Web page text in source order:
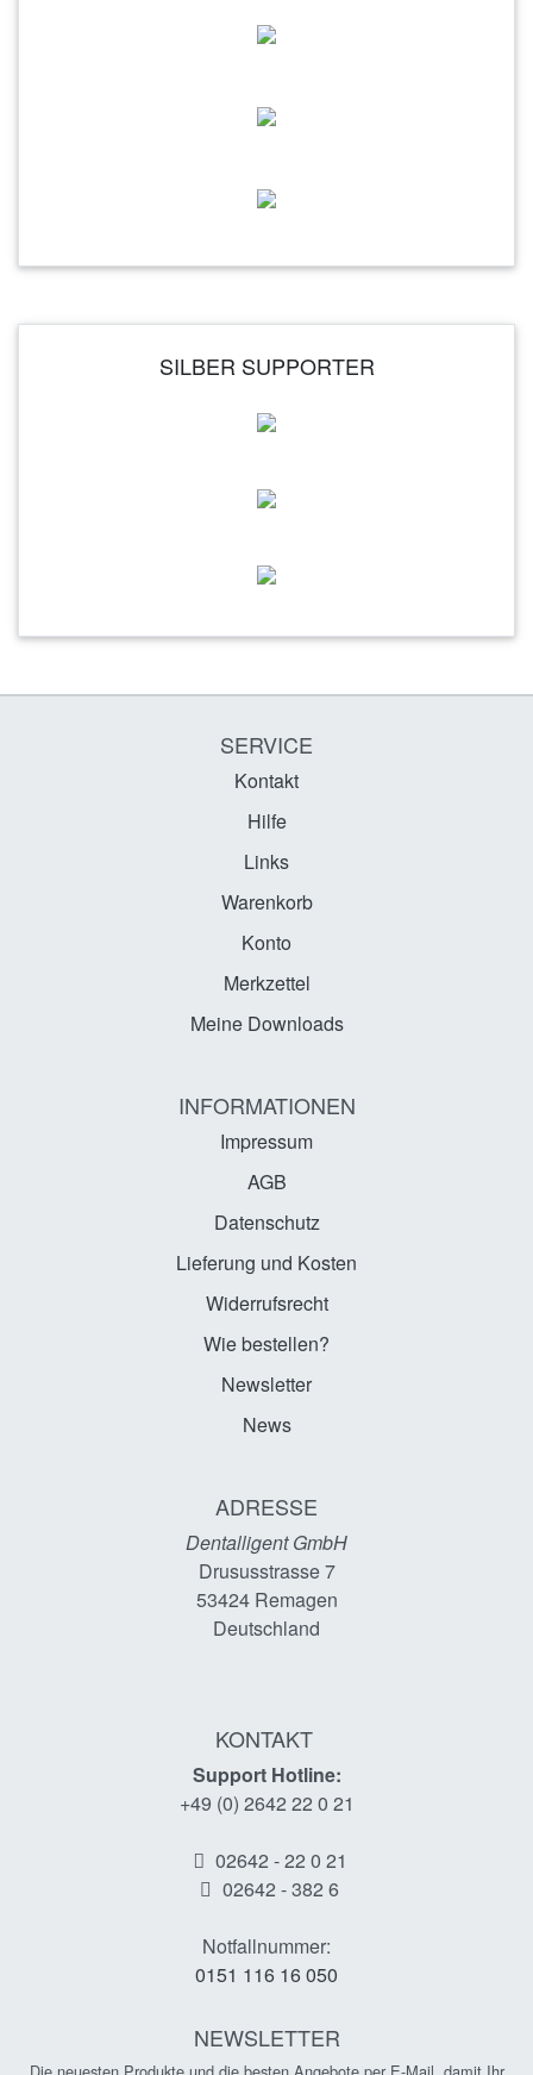
SILBER SUPPORTER
SERVICE
Kontakt
Hilfe
Links
Warenkorb
Konto
Merkzettel
Meine Downloads
INFORMATIONEN
Impressum
AGB
Datenschutz
Lieferung und Kosten
Widerrufsrecht
Wie bestellen?
Newsletter
News
ADRESSE
Dentalligent GmbH
Drususstrasse 7
53424Remagen
Deutschland
KONTAKT
Support Hotline:
+49 (0) 2642 22 0 21
02642 - 22 0 21
02642 - 382 6
Notfallnummer:
0151 116 16 050
NEWSLETTER
Die neuesten Produkte und die besten Angebote per E-Mail, damit Ihr